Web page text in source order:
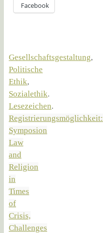
Facebook
Gesellschaftsgestaltung,
Politische
Ethik,
Sozialethik.
Lesezeichen.
Registrierungsmöglichkeit:
Symposion
Law
and
Religion
in
Times
of
Crisis,
Challenges